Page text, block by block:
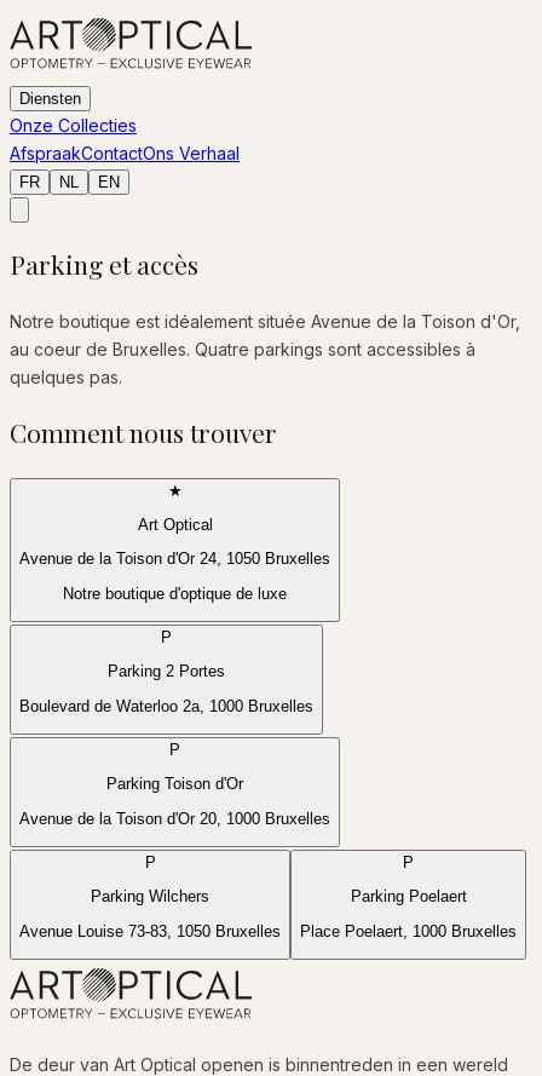
Diensten
Onze Collecties
AfspraakContactOns Verhaal
FR NL EN
Parking et accès
Notre boutique est idéalement située Avenue de la Toison d'Or,
au coeur de Bruxelles. Quatre parkings sont accessibles à
quelques pas.
Comment nous trouver
★
Art Optical
Avenue de la Toison d'Or 24, 1050 Bruxelles
Notre boutique d'optique de luxe
P
Parking 2 Portes
Boulevard de Waterloo 2a, 1000 Bruxelles
P
Parking Toison d'Or
Avenue de la Toison d'Or 20, 1000 Bruxelles
P
Parking Wilchers
Avenue Louise 73-83, 1050 Bruxelles
P
Parking Poelaert
Place Poelaert, 1000 Bruxelles
★
+
−
De deur van Art Optical openen is binnentreden in een wereld